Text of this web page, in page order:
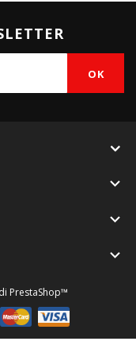



PrestaShop™